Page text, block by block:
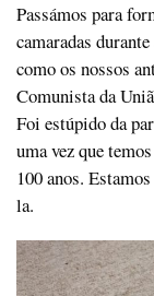
Passámos para
camaradas
como os nossos
Comunista da
Foi estúpido da
uma vez que
100 anos.
la.